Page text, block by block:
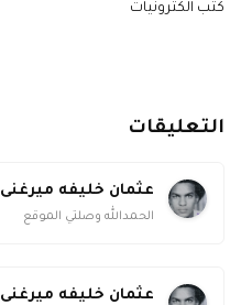
كتب الكترونيات
التعليقات
عثمان خليفه ميرغنى
الحمدالله وصلتي الموقع
عثمان خليفه ميرغنى